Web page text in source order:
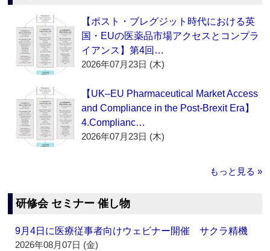
【ポスト・ブレグジット時代における英
国・EUの医薬品市場アクセスとコンプラ
イアンス】第4回…
2026年07月23日 (木)
【UK–EU Pharmaceutical Market Access
and Compliance in the Post-Brexit Era】
4.Complianc…
2026年07月23日 (木)
もっと見る »
研修会 セミナー 催し物
9月4日に医療従事者向けウェビナー開催 サクラ精機
2026年08月07日 (金)